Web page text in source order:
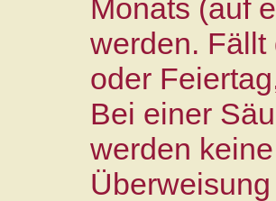
Monats (auf
werden. Fällt
oder
Bei einer
werden